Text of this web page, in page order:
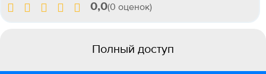
0,0(0 оценок)
Полный доступ